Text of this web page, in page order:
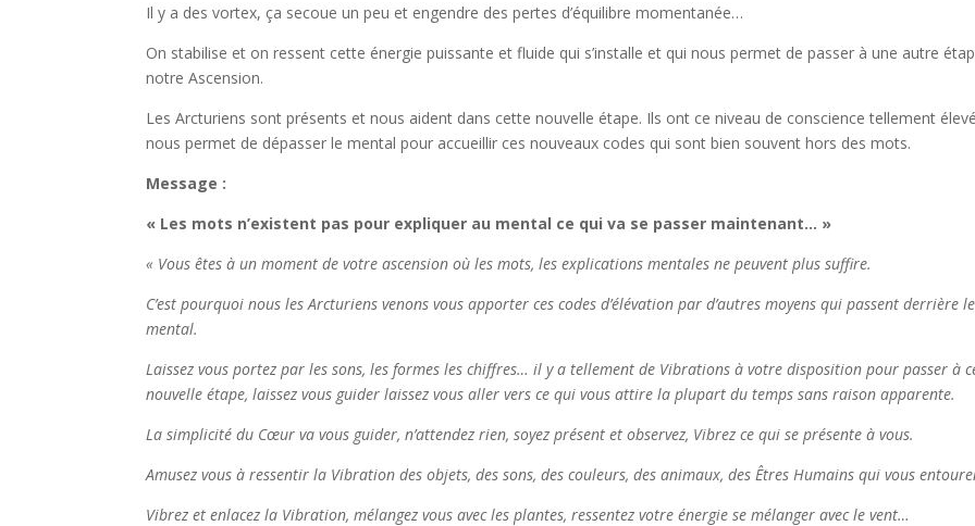
Il y a des vortex, ça secoue un peu et engendre des pertes d’équilibre momentanée…
On stabilise et on ressent cette énergie puissante et fluide qui s’installe et qui nous permet de passer à une autre
notre Ascension.
Les Arcturiens sont présents et nous aident dans cette nouvelle étape. Ils ont ce niveau de conscience tellement
nous permet de dépasser le mental pour accueillir ces nouveaux codes qui sont bien souvent hors des mots.
Message :
« Les mots n’existent pas pour expliquer au mental ce qui va se passer maintenant… »
« Vous êtes à un moment de votre ascension où les mots, les explications mentales ne peuvent plus suffire.
C’est pourquoi nous les Arcturiens venons vous apporter ces codes d’élévation par d’autres moyens qui passent derrière le
mental.
Laissez vous portez par les sons, les formes les chiffres… il y a tellement de Vibrations à votre disposition pour passer à
nouvelle étape, laissez vous guider laissez vous aller vers ce qui vous attire la plupart du temps sans raison apparente.
La simplicité du Cœur va vous guider, n’attendez rien, soyez présent et observez, Vibrez ce qui se présente à vous.
Amusez vous à ressentir la Vibration des objets, des sons, des couleurs, des animaux, des Êtres Humains qui vous
Vibrez et enlacez la Vibration, mélangez vous avec les plantes, ressentez votre énergie se mélanger avec le vent…